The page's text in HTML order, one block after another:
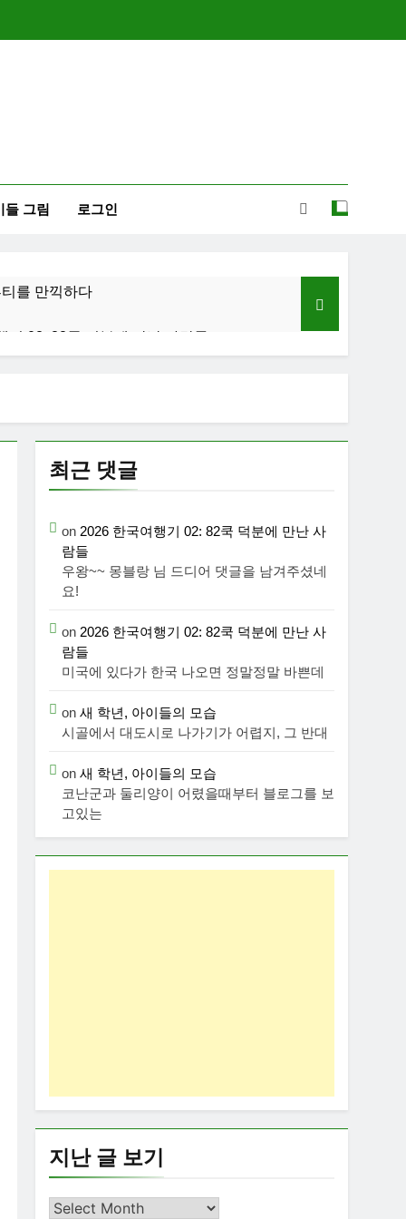
들 그림 로그인
를 만끽하다
기 02: 82쿡 덕분에 만난 사람들
최근 댓글
on 2026 한국여행기 02: 82쿡 덕분에 만난 사
람들
우왕~~ 몽블랑 님 드디어 댓글을 남겨주셨네
요!
on 2026 한국여행기 02: 82쿡 덕분에 만난 사
람들
미국에 있다가 한국 나오면 정말정말 바쁜데
on새 학년, 아이들의 모습
시골에서 대도시로 나가기가 어렵지, 그 반대
on새 학년, 아이들의 모습
코난군과 둘리양이 어렸을때부터 블로그를 보
고있는
지난 글 보기
지